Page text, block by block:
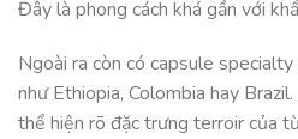
Đây là phong cách khá gần với
Ngoài ra còn có capsule
như Ethiopia, Colombia hay
thể hiện rõ đặc trưng terroir của